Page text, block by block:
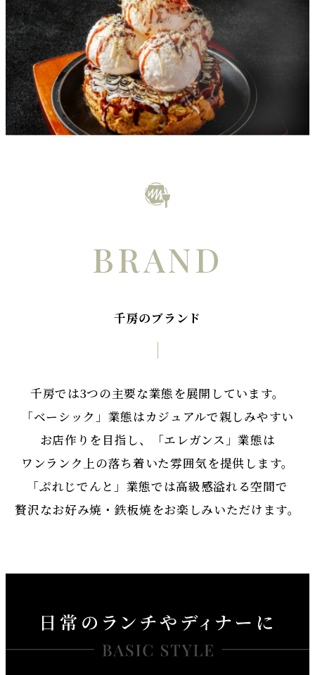
BRAND
千房のブランド
千房では3つの主要な業態を展開しています。
「ベーシック」業態はカジュアルで親しみやすい
お店作りを目指し、「エレガンス」業態は
ワンランク上の落ち着いた雰囲気を提供します。
「ぷれじでんと」業態では高級感溢れる空間で
贅沢なお好み焼・鉄板焼をお楽しみいただけます。